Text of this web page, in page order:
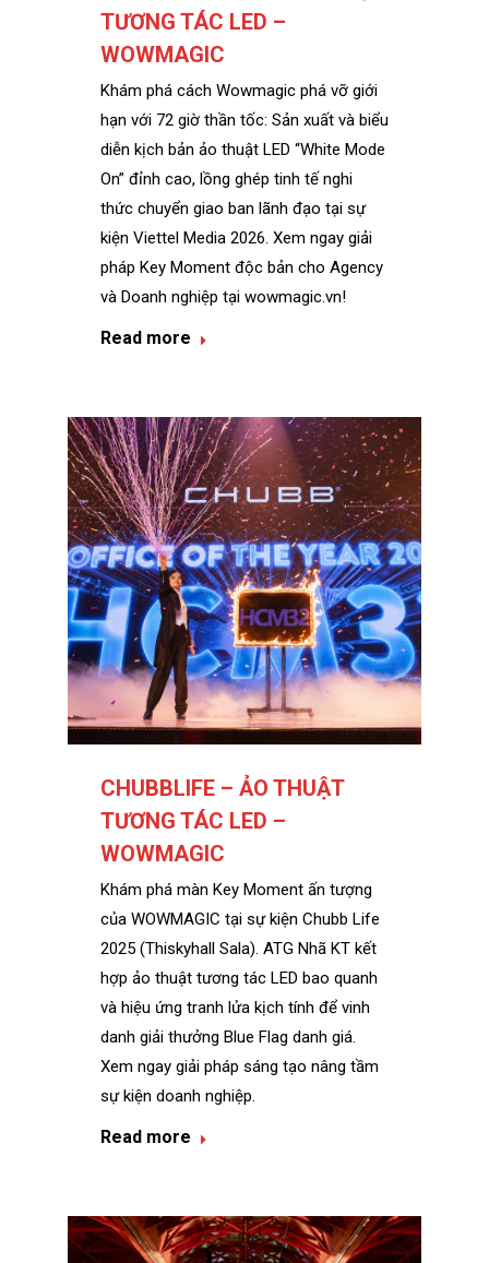
TƯƠNG TÁC LED –
WOWMAGIC
Khám phá cách Wowmagic phá vỡ giới
hạn với 72 giờ thần tốc: Sản xuất và biểu
diễn kịch bản ảo thuật LED “White Mode
On” đỉnh cao, lồng ghép tinh tế nghi
thức chuyển giao ban lãnh đạo tại sự
kiện Viettel Media 2026. Xem ngay giải
pháp Key Moment độc bản cho Agency
và Doanh nghiệp tại wowmagic.vn!
Read more
CHUBBLIFE – ẢO THUẬT
TƯƠNG TÁC LED –
WOWMAGIC
Khám phá màn Key Moment ấn tượng
của WOWMAGIC tại sự kiện Chubb Life
2025 (Thiskyhall Sala). ATG Nhã KT kết
hợp ảo thuật tương tác LED bao quanh
và hiệu ứng tranh lửa kịch tính để vinh
danh giải thưởng Blue Flag danh giá.
Xem ngay giải pháp sáng tạo nâng tầm
sự kiện doanh nghiệp.
Read more